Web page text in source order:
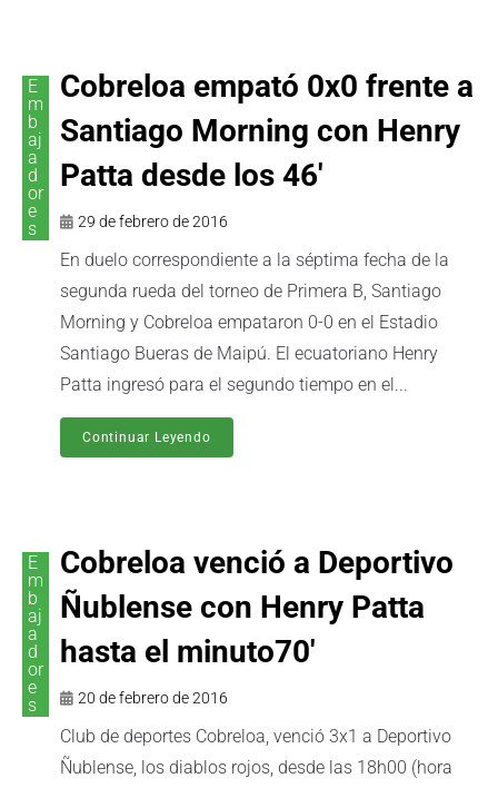
E
m
b
aj
a
d
or
e
s
Cobreloa empató 0x0 frente a
Santiago Morning con Henry
Patta desde los 46′
29 de febrero de 2016
En duelo correspondiente a la séptima fecha de la
segunda rueda del torneo de Primera B, Santiago
Morning y Cobreloa empataron 0-0 en el Estadio
Santiago Bueras de Maipú. El ecuatoriano Henry
Patta ingresó para el segundo tiempo en el...
Continuar Leyendo
E
m
b
aj
a
d
or
e
s
Cobreloa venció a Deportivo
Ñublense con Henry Patta
hasta el minuto70′
20 de febrero de 2016
Club de deportes Cobreloa, venció 3x1 a Deportivo
Ñublense, los diablos rojos, desde las 18h00 (hora